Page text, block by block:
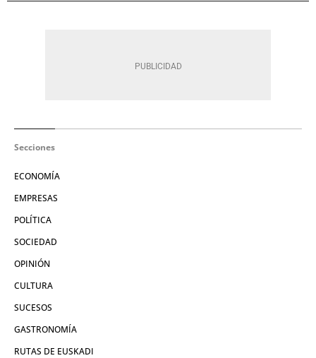
Secciones
ECONOMÍA
EMPRESAS
POLÍTICA
SOCIEDAD
OPINIÓN
CULTURA
SUCESOS
GASTRONOMÍA
RUTAS DE EUSKADI